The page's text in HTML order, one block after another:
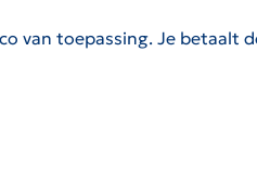
van toepassing. Je betaalt